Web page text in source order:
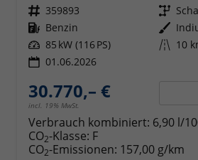
Fahrzeugnr. 359893 Getriebe
Kraftstoff Benzin Außenfarbe
Leistung 85 kW (116 PS) Kilometerstand 10
01.06.2026
30.770,– €
incl. 19% MwSt.
Verbrauch kombiniert: 6,90 l/
CO2-Klasse: F
CO2-Emissionen: 157,00 g/km